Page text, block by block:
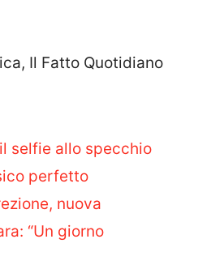
Il Fatto Quotidiano
selfie allo specchio
perfetto
nuova
“Un giorno